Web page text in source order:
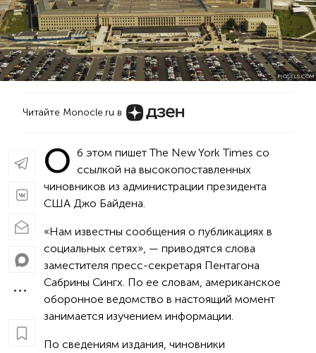
PIQSELS.COM
Читайте Monocle.ru в
О б этом пишет The New York Times со
ссылкой на высокопоставленных
чиновников из администрации президента
США Джо Байдена.
«Нам известны сообщения о публикациях в
социальных сетях», — приводятся слова
заместителя пресс-секретаря Пентагона
Сабрины Сингх. По ее словам, американское
оборонное ведомство в настоящий момент
занимается изучением информации.
По сведениям издания, чиновники